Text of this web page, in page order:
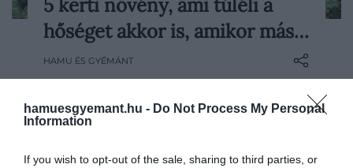
hamuesgyemant.hu - Do Not Process My Personal
Information
If you wish to opt-out of the sale, sharing to third parties, or
Az utóbbi évek nyarai egyre forróbbak, és
ezt a kertben is egyre jobban érezni.
Miközben sok növény már július közepére
szárazabb időszakokat is jobban viselik. Ha
olyan növényeket keresünk, amelyek…
hőséget akkor is, amikor más…
HAMU ÉS GYÉMÁNT